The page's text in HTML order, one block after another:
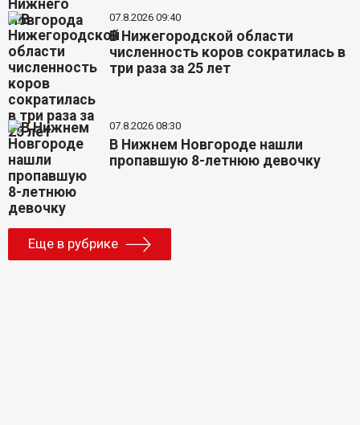
07.8.2026 09:40
В Нижегородской области
численность коров сократилась в
три раза за 25 лет
07.8.2026 08:30
В Нижнем Новгороде нашли
пропавшую 8-летнюю девочку
Еще в рубрике